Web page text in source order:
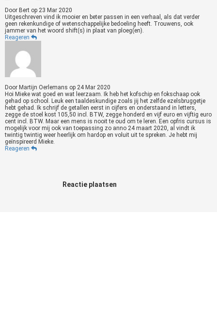
Door Bert op 23 Mar 2020
Uitgeschreven vind ik mooier en beter passen in een verhaal, als dat verder
geen rekenkundige of wetenschappelijke bedoeling heeft. Trouwens, ook
jammer van het woord shift(s) in plaat van ploeg(en).
Reageren
Door Martijn Oerlemans op 24 Mar 2020
Hoi Mieke wat goed en wat leerzaam. Ik heb het kofschip en fokschaap ook
gehad op school. Leuk een taaldeskundige zoals jij het zelfde ezelsbruggetje
hebt gehad. Ik schrijf de getallen eerst in cijfers en onderstaand in letters,
zegge de stoel kost 105,50 incl. BTW, zegge honderd en vijf euro en vijftig euro
cent incl. BTW. Maar een mens is nooit te oud om te leren. Een opfris cursus is
mogelijk voor mij ook van toepassing zo anno 24 maart 2020, al vindt ik
twintig twintig weer heerlijk om hardop en voluit uit te spreken. Je hebt mij
geïnspireerd Mieke.
Reageren
Reactie plaatsen